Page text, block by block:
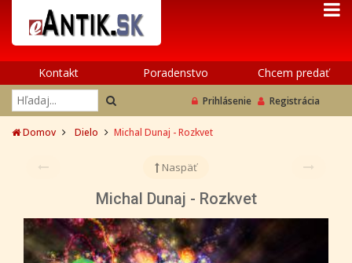
Kontakt Poradenstvo Chcem predať
Prihlásenie Registrácia
Domov Dielo Michal Dunaj - Rozkvet
Naspäť
Michal Dunaj - Rozkvet